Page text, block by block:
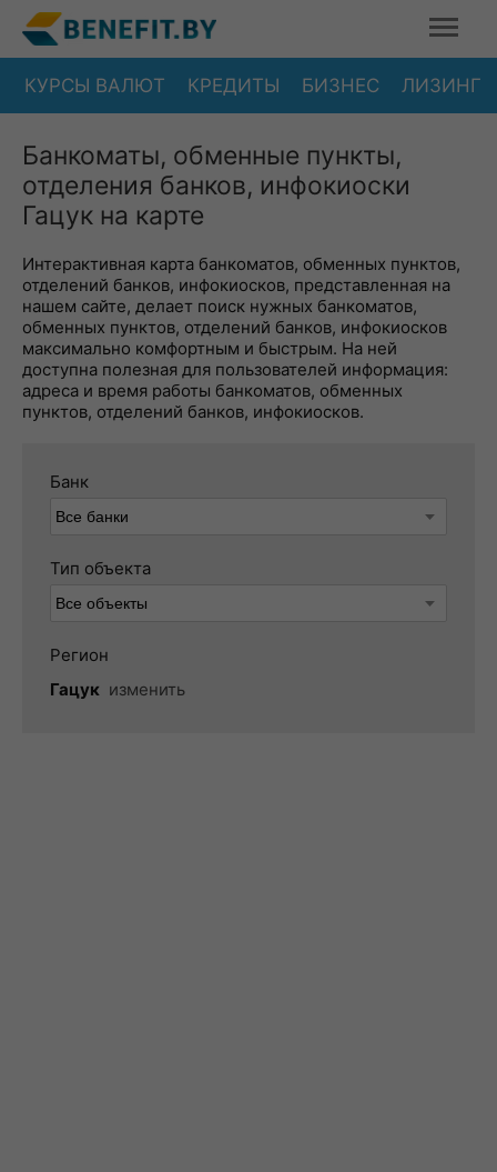
КУРСЫ ВАЛЮТ КРЕДИТЫ БИЗНЕС ЛИЗИНГ
Банкоматы, обменные пункты,
отделения банков, инфокиоски
Гацук на карте
Интерактивная карта банкоматов, обменных пунктов,
отделений банков, инфокиосков, представленная на
нашем сайте, делает поиск нужных банкоматов,
обменных пунктов, отделений банков, инфокиосков
максимально комфортным и быстрым. На ней
доступна полезная для пользователей информация:
адреса и время работы банкоматов, обменных
пунктов, отделений банков, инфокиосков.
Банк
Тип объекта
Регион
Гацук изменить